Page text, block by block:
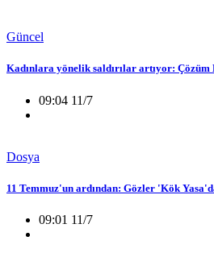
Güncel
Kadınlara yönelik saldırılar artıyor:
09:04 11/7
Dosya
11 Temmuz'un ardından: Gözler 'Kök
09:01 11/7